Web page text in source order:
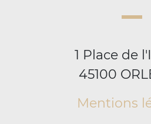
1 Place de
45100
Mentions